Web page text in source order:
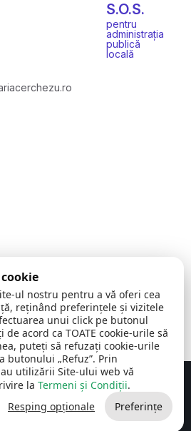
S.O.S.
pentru
administrația
publică
locală
Toate drepturile rezervate
Media Relații Publice SRL
ul nostru pentru a vă oferi cea
reținând preferințele și vizitele
unui click pe butonul
de acord ca TOATE cookie-urile să
puteți să refuzați cookie-urile
butonului „Refuz”. Prin
utilizării Site-ului web vă
la Termeni și Condiții.
Resping opționale Preferințe